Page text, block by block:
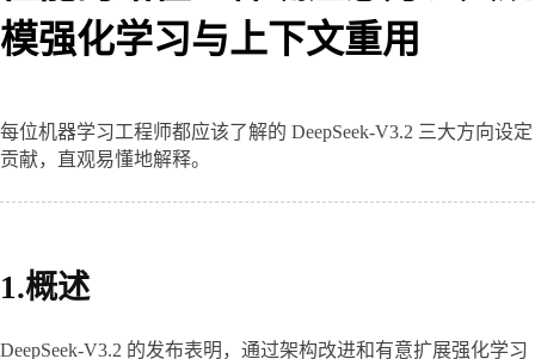
模强化学习与上下文重用
每位机器学习工程师都应该了解的 DeepSeek-V3.2 三大方向设定
贡献，直观易懂地解释。
1.概述
DeepSeek-V3.2 的发布表明，通过架构改进和有意扩展强化学习